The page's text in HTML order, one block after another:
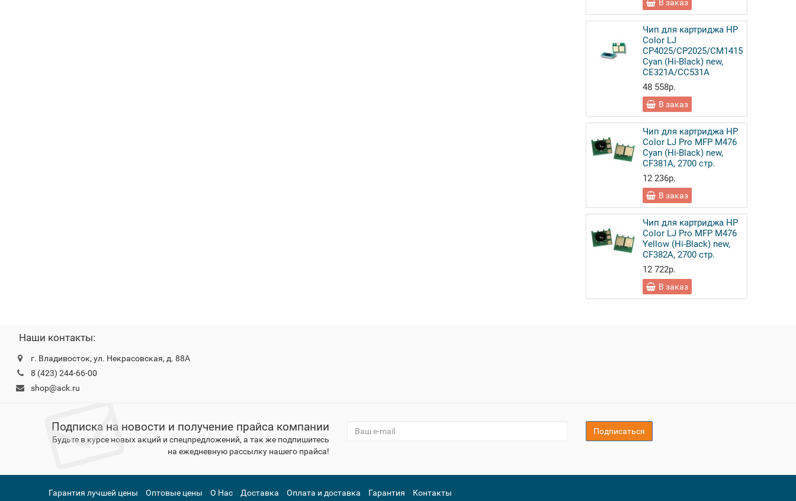
В заказ
Чип для картриджа HP
Color LJ
CP4025/CP2025/CM1415
Cyan (Hi-Black) new,
CE321A/CC531A
48 558р.
В заказ
Чип для картриджа HP
Color LJ Pro MFP M476
Cyan (Hi-Black) new,
CF381A, 2700 стр.
12 236р.
В заказ
Чип для картриджа HP
Color LJ Pro MFP M476
Yellow (Hi-Black) new,
CF382A, 2700 стр.
12 722р.
В заказ
Наши контакты:
г. Владивосток, ул. Некрасовская, д. 88А
8 (423) 244-66-00
shop@ack.ru
Подписка на новости и получение прайса компании
Будьте в курсе новых акций и спецпредложений, а так же подпишитесь
на ежедневную рассылку нашего прайса!
Подписаться
Гарантия лучшей цены Оптовые цены О Нас Доставка Оплата и доставка Гарантия Контакты